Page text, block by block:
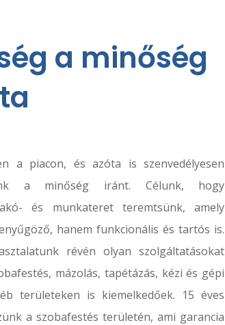
a minőség
a piacon, és azóta is szenvedélyesen
a minőség iránt. Célunk, hogy
és munkateret teremtsünk, amely
hanem funkcionális és tartós is.
révén olyan szolgáltatásokat
mázolás, tapétázás, kézi és gépi
területeken is kiemelkedőek. 15 éves
a szobafestés területén, ami garancia